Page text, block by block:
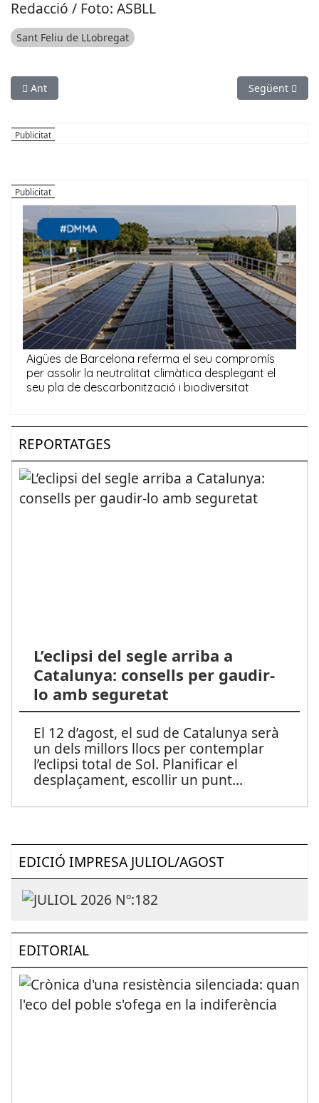
Redacció / Foto: ASBLL
Sant Feliu de LLobregat
Article anterior: Comença la Setmana de la Mobilitat
Ant Article
Següent
REPORTATGES
L’eclipsi del segle arriba a
Catalunya: consells per gaudir-
lo amb seguretat
El 12 d’agost, el sud de Catalunya serà
un dels millors llocs per contemplar
l’eclipsi total de Sol. Planificar el
desplaçament, escollir un punt...
EDICIÓ IMPRESA JULIOL/AGOST
EDITORIAL